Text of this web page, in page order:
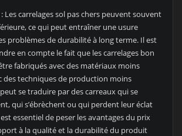
Les carrelages sol pas chers peuvent souvent
ce qui peut entraîner une usure
problèmes de durabilité à long terme. Il est
en compte le fait que les carrelages bon
fabriqués avec des matériaux moins
des techniques de production moins
se traduire par des carreaux qui se
qui s’ébrèchent ou qui perdent leur éclat
essentiel de peser les avantages du prix
à la qualité et la durabilité du produit